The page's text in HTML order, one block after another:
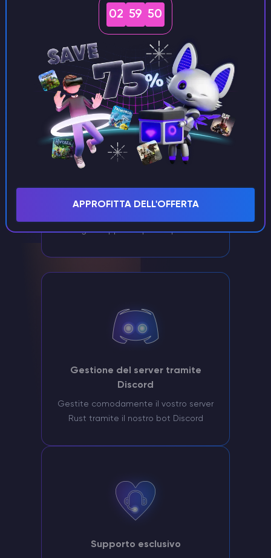
Creare più server Rust indipendenti o
collegati tra loro
Godetevi un hosting di server di gioco di
alta qualità senza spendere troppo. I
miglior rapporto qualità-prezzo.
Gestione del server tramite
Discord
Gestite comodamente il vostro server
Rust tramite il nostro bot Discord
Supporto esclusivo
02 59 49
APPROFITTA DELL'OFFERTA